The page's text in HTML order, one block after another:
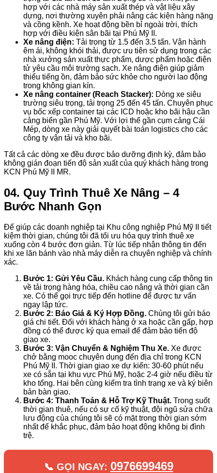
hợp với các nhà máy sản xuất thép và vật liệu xây
dựng, nơi thường xuyên phải nâng các kiện hàng nặng
và cồng kềnh. Xe hoạt động bền bỉ ngoài trời, thích
hợp với điều kiện sân bãi tại Phú Mỹ II.
Xe nâng điện: Tải trọng từ 1.5 đến 3.5 tấn. Vận hành
êm ái, không khói thải, được ưu tiên sử dụng trong các
nhà xưởng sản xuất thực phẩm, dược phẩm hoặc điện
tử yêu cầu môi trường sạch. Xe nâng điện giúp giảm
thiểu tiếng ồn, đảm bảo sức khỏe cho người lao động
trong không gian kín.
Xe nâng container (Reach Stacker): Dòng xe siêu
trường siêu trọng, tải trọng 25 đến 45 tấn. Chuyên phục
vụ bốc xếp container tại các ICD hoặc kho bãi hậu cần
cảng biển gần Phú Mỹ. Với lợi thế gần cụm cảng Cái
Mép, dòng xe này giải quyết bài toán logistics cho các
công ty vận tải và kho bãi.
Tất cả các dòng xe đều được bảo dưỡng định kỳ, đảm bảo
không gián đoạn tiến độ sản xuất của quý khách hàng trong
KCN Phú Mỹ II MR.
04. Quy Trình Thuê Xe Nâng – 4
Bước Nhanh Gọn
Để giúp các doanh nghiệp tại Khu công nghiệp Phú Mỹ II tiết
kiệm thời gian, chúng tôi đã tối ưu hóa quy trình thuê xe
xuống còn 4 bước đơn giản. Từ lúc tiếp nhận thông tin đến
khi xe lăn bánh vào nhà máy diễn ra chuyên nghiệp và chính
xác.
Bước 1: Gửi Yêu Cầu. Khách hàng cung cấp thông tin
về tải trọng hàng hóa, chiều cao nâng và thời gian cần
xe. Có thể gọi trực tiếp đến hotline để được tư vấn
ngay lập tức.
Bước 2: Báo Giá & Ký Hợp Đồng. Chúng tôi gửi báo
giá chi tiết. Đối với khách hàng ở xa hoặc cần gấp, hợp
đồng có thể được ký qua email để đảm bảo tiến độ
giao xe.
Bước 3: Vận Chuyển & Nghiệm Thu Xe. Xe được
chở bằng mooc chuyên dụng đến địa chỉ trong KCN
Phú Mỹ II. Thời gian giao xe dự kiến: 30-60 phút nếu
xe có sẵn tại khu vực Phú Mỹ, hoặc 2-4 giờ nếu điều từ
kho tổng. Hai bên cùng kiểm tra tình trạng xe và ký biên
bản bàn giao.
Bước 4: Thanh Toán & Hỗ Trợ Kỹ Thuật. Trong suốt
thời gian thuê, nếu có sự cố kỹ thuật, đội ngũ sửa chữa
lưu động của chúng tôi sẽ có mặt trong thời gian sớm
nhất để khắc phục, đảm bảo hoạt động không bị đình
trệ.
📞 GỌI NGAY: 0976699469